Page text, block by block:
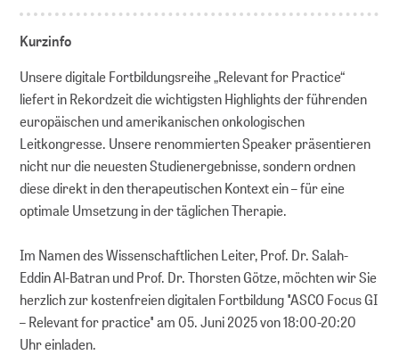
Kurzinfo
Unsere digitale Fortbildungsreihe „Relevant for Practice“
liefert in Rekordzeit die wichtigsten Highlights der führenden
europäischen und amerikanischen onkologischen
Leitkongresse. Unsere renommierten Speaker präsentieren
nicht nur die neuesten Studienergebnisse, sondern ordnen
diese direkt in den therapeutischen Kontext ein – für eine
optimale Umsetzung in der täglichen Therapie.
Im Namen des Wissenschaftlichen Leiter, Prof. Dr. Salah-
Eddin Al-Batran und Prof. Dr. Thorsten Götze, möchten wir Sie
herzlich zur kostenfreien digitalen Fortbildung "ASCO Focus GI
– Relevant for practice" am 05. Juni 2025 von 18:00-20:20
Uhr einladen.